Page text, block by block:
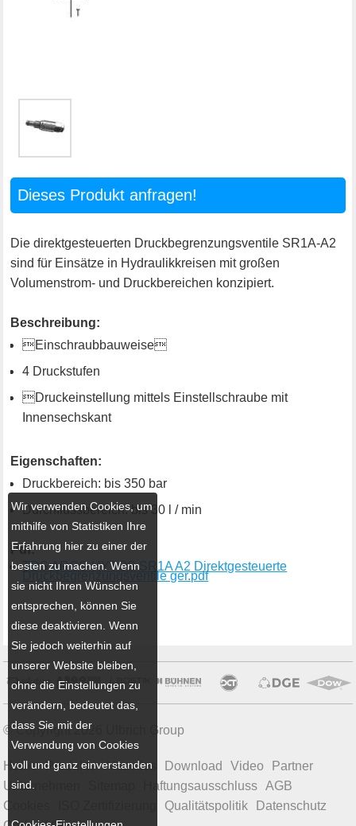
Dieses Produkt anfragen!
Die direktgesteuerten Druckbegrenzungsventile SR1A-A2
sind für Einsätze in Hydraulikkreisen mit großen
Volumenstrom- und Druckbereichen konzipiert.
Beschreibung:
Einschraubbauweise
4 Druckstufen
Druckeinstellung mittels Einstellschraube mit
Innensechskant
Eigenschaften:
Druckbereich: bis 350 bar
Durchflussbereich: bis 30 l / min
Pdf:
TDS ARGO HYTOS SR1A A2 Direktgesteuerte
Druckbegrenzungsventile ger.pdf
© Copyright 2026 Ulbrich Group
Home Produkte Aktuelles Download Video
Partner
Unternehmen
Haftungsausschluss
AGB
Cookies
Qualitätspolitik
Datenschutz
Wir verwenden Cookies, um
mithilfe von Statistiken Ihre
Erfahrung hier zu einer der
besten zu machen. Wenn
sie nicht Ihren Wünschen
entsprechen, können Sie
diese deaktivieren. Wenn
Sie jedoch weiterhin auf
unserer Website bleiben,
ohne die Einstellungen zu
verändern, bedeutet das,
dass Sie mit der
Verwendung von Cookies
voll und ganz einverstanden
sind.